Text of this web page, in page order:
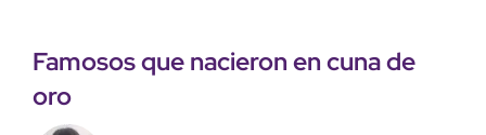
Famosos que nacieron en cuna de
oro